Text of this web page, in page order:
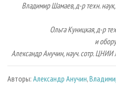
Владимир Шамаев, д-р техн.
Ольга Куницкая, д-р
и
Александр Анучин, науч. сотр.
Авторы: Александр Анучин,